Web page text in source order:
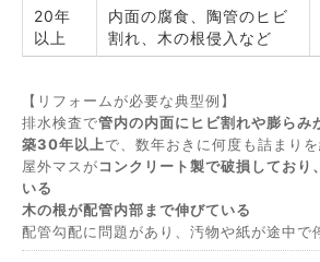
20年
以上
内面の腐食、陶管のヒビ
割れ、木の根侵入など
【リフォームが必要な典型例】
排水検査で管内の内面にヒビ割れや膨らみ
築30年以上で、数年おきに何度も詰まり
屋外マスがコンクリート製で破損しており
いる
木の根が配管内部まで伸びている
配管勾配に問題があり、汚物や紙が途中で